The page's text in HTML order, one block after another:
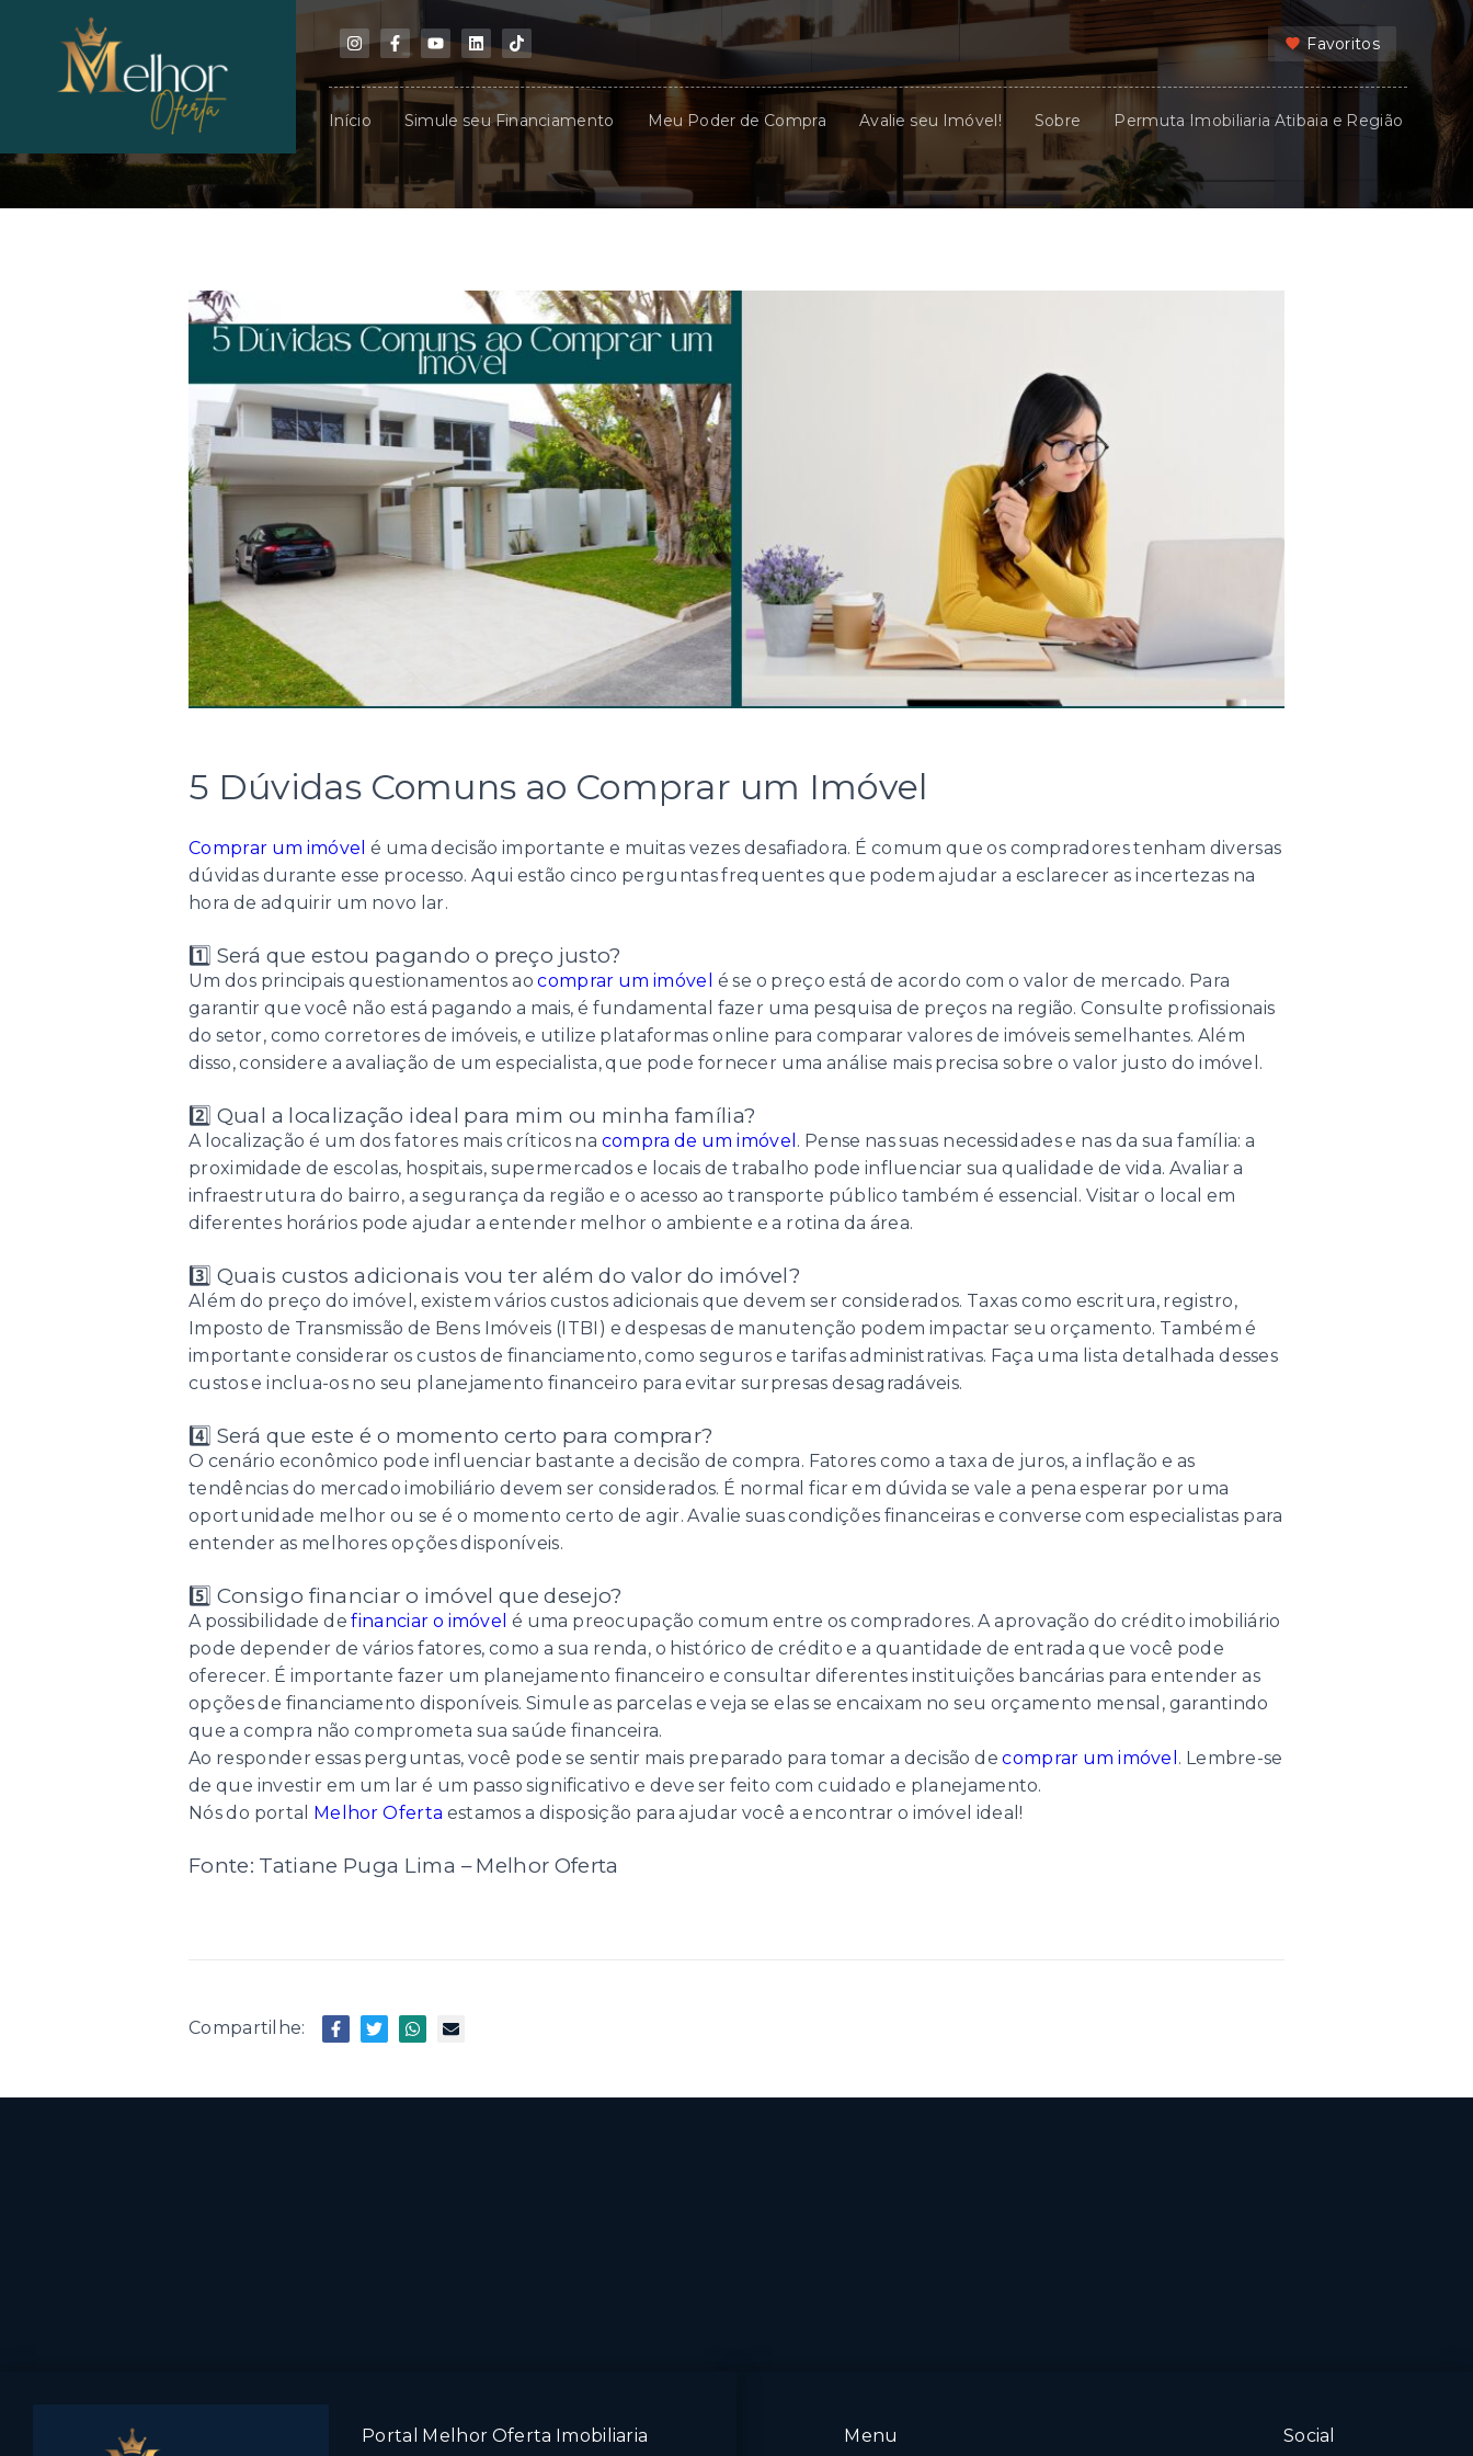
Favoritos
Início Simule seu Financiamento Meu Poder de Compra Avalie seu Imóvel! Sobre Permuta Imobiliaria Atibaia e Região
5 Dúvidas Comuns ao Comprar um Imóvel
Comprar um imóvel é uma decisão importante e muitas vezes desafiadora. É comum que os compradores tenham diversas
dúvidas durante esse processo. Aqui estão cinco perguntas frequentes que podem ajudar a esclarecer as incertezas na
hora de adquirir um novo lar.
1️⃣ Será que estou pagando o preço justo?
Um dos principais questionamentos aocomprar um imóvel é se o preço está de acordo com o valor de mercado. Para
garantir que você não está pagando a mais, é fundamental fazer uma pesquisa de preços na região. Consulte profissionais
do setor, como corretores de imóveis, e utilize plataformas online para comparar valores de imóveis semelhantes. Além
disso, considere a avaliação de um especialista, que pode fornecer uma análise mais precisa sobre o valor justo do imóvel.
2️⃣ Qual a localização ideal para mim ou minha família?
A localização é um dos fatores mais críticos na compra de um imóvel . Pense nas suas necessidades e nas da sua família: a
proximidade de escolas, hospitais, supermercados e locais de trabalho pode influenciar sua qualidade de vida. Avaliar a
infraestrutura do bairro, a segurança da região e o acesso ao transporte público também é essencial. Visitar o local em
diferentes horários pode ajudar a entender melhor o ambiente e a rotina da área.
3️⃣ Quais custos adicionais vou ter além do valor do imóvel?
Além do preço do imóvel, existem vários custos adicionais que devem ser considerados. Taxas como escritura, registro,
Imposto de Transmissão de Bens Imóveis (ITBI) e despesas de manutenção podem impactar seu orçamento. Também é
importante considerar os custos de financiamento, como seguros e tarifas administrativas. Faça uma lista detalhada desses
custos e inclua-os no seu planejamento financeiro para evitar surpresas desagradáveis.
4️⃣ Será que este é o momento certo para comprar?
O cenário econômico pode influenciar bastante a decisão de compra. Fatores como a taxa de juros, a inflação e as
tendências do mercado imobiliário devem ser considerados. É normal ficar em dúvida se vale a pena esperar por uma
oportunidade melhor ou se é o momento certo de agir. Avalie suas condições financeiras e converse com especialistas para
entender as melhores opções disponíveis.
5️⃣ Consigo financiar o imóvel que desejo?
A possibilidade definanciar o imóvel é uma preocupação comum entre os compradores. A aprovação do crédito imobiliário
pode depender de vários fatores, como a sua renda, o histórico de crédito e a quantidade de entrada que você pode
oferecer. É importante fazer um planejamento financeiro e consultar diferentes instituições bancárias para entender as
opções de financiamento disponíveis. Simule as parcelas e veja se elas se encaixam no seu orçamento mensal, garantindo
que a compra não comprometa sua saúde financeira.
Ao responder essas perguntas, você pode se sentir mais preparado para tomar a decisão decomprar um imóvel . Lembre-se
de que investir em um lar é um passo significativo e deve ser feito com cuidado e planejamento.
Nós do portal Melhor Oferta estamos a disposição para ajudar você a encontrar o imóvel ideal!
Fonte: Tatiane Puga Lima – Melhor Oferta
Compartilhe:
Menu Social
Portal Melhor Oferta Imobiliaria